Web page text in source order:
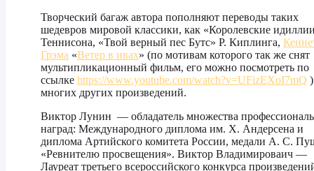
Творческий багаж автора пополняют переводы таких
шедевров мировой классики, как «Королевские
Теннисона, «Твой верный пес Бутс» Р. Киплинга,
Грэма «Ветер в ивах» (по мотивам которого так же снят
мультипликационный фильм, его можно посмотреть по
ссылке https://www.youtube.com/watch?v=UFizEXoI7mQ )
многих других произведений.
Виктор Лунин — обладатель множества
наград: Международного диплома им. Х. Андерсена и
диплома Артийского комитета России, медали А. С.
«Ревнителю просвещения». Виктор Владимироваич —
Лауреат третьего всероссийского конкурса